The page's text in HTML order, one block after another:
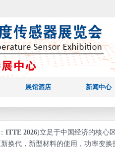
展馆酒店 新闻中心
ITTE 2026)立足于中国经济的核心
换代，新型材料的使用，功率变